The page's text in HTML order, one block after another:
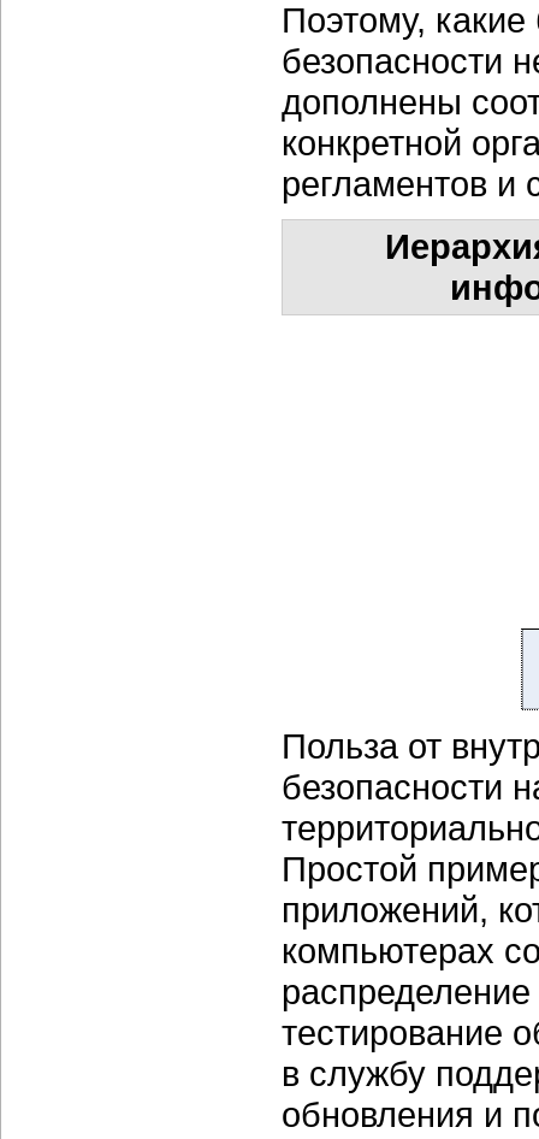
Поэтому,
безопасности
дополнены
конкретной
регламентов и
Польза от
безопасности
Простой
приложений,
компьютерах
тестирование
в службу
обновления и